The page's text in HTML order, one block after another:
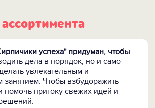
успеха" придуман, чтобы
дела в порядок, но и само
увлекательным и
Чтобы взбудоражить
помочь притоку свежих идей и